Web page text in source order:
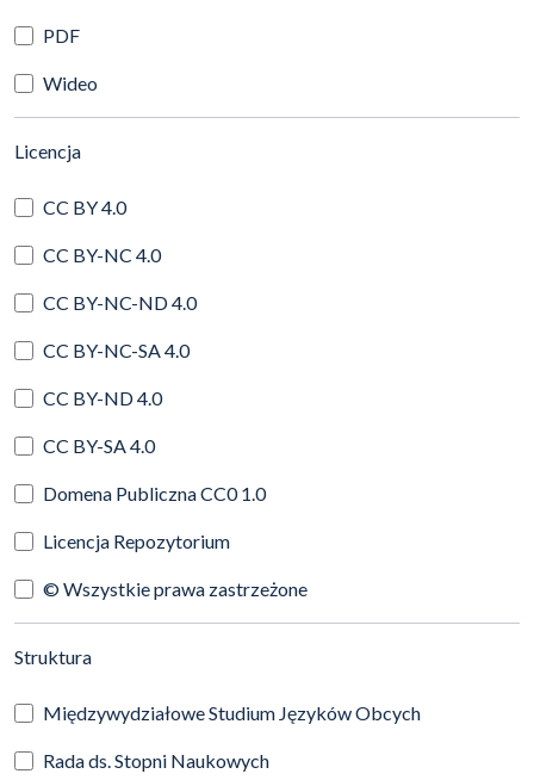
PDF
Wideo
Licencja(automatyczne przeładowanie treści)
CC BY 4.0
CC BY-NC 4.0
CC BY-NC-ND 4.0
CC BY-NC-SA 4.0
CC BY-ND 4.0
CC BY-SA 4.0
Domena Publiczna CC0 1.0
Licencja Repozytorium
© Wszystkie prawa zastrzeżone
Struktura(automatyczne przeładowanie treści)
Międzywydziałowe Studium Języków Obcych
Rada ds. Stopni Naukowych